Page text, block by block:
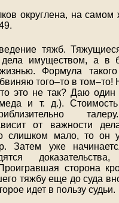
округлена, на самом
тяжб.
дела имуществом, а в
Формула такого
того–то в том–то!
это не так? Даю
и т. д.).
от важности
слишком мало, то он
Затем уже
сторона
тяжбу еще до суда
идет в пользу судьи.